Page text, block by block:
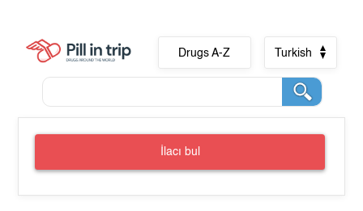
Drugs A-Z Turkish
İlacı bul